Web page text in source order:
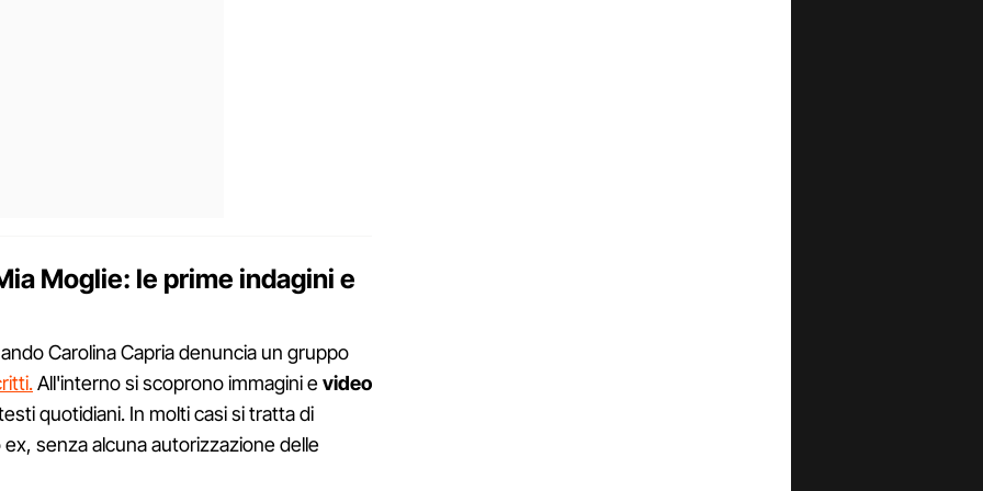
Moglie: le prime indagini e
Carolina Capria denuncia un gruppo
All'interno si scoprono immagini evideo
quotidiani. In molti casi si tratta di
senza alcuna autorizzazione delle